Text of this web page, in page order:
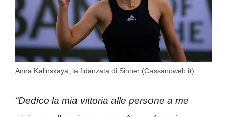
Anna Kalinskaya, la fidanzata di Sinner (Cassanoweb.it)
“Dedico la mia vittoria alle persone a me